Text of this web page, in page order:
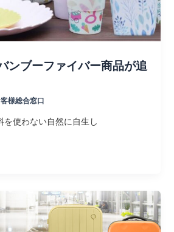
ンブーファイバー商品が追
様総合窓口
を使わない自然に自生し